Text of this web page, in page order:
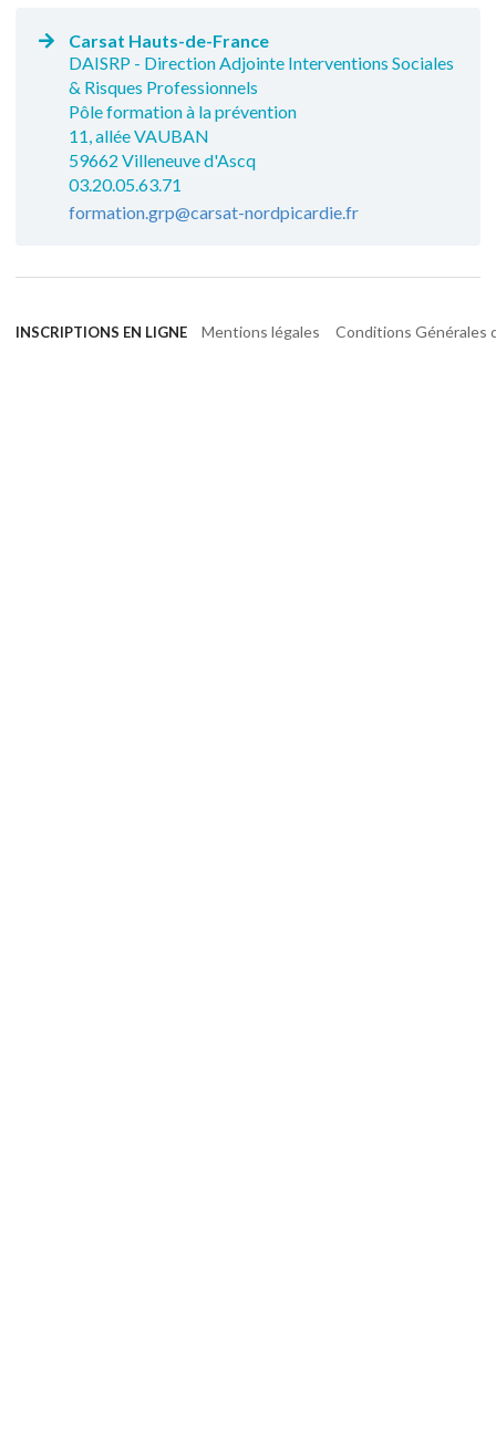
Carsat Hauts-de-France
DAISRP - Direction Adjointe Interventions Sociales
& Risques Professionnels
Pôle formation à la prévention
11, allée VAUBAN
59662 Villeneuve d'Ascq
03.20.05.63.71
formation.grp@carsat-nordpicardie.fr
INSCRIPTIONS EN LIGNE Mentions légales Conditions Générales